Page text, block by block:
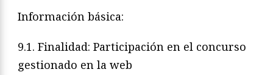
Información básica:
9.1. Finalidad: Participación en el concurso
gestionado en la web